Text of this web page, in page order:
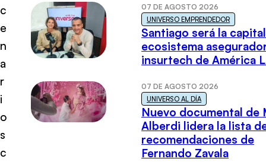
c
e
n
a
r
i
o
s
c
07 DE AGOSTO 2026
UNIVERSO EMPRENDEDOR
Santiago será la
ecosistema
insurtech de América
07 DE AGOSTO 2026
UNIVERSO AL DÍA
Nuevo documental de
Alberdi lidera la lista
recomendaciones de
Fernando Zavala